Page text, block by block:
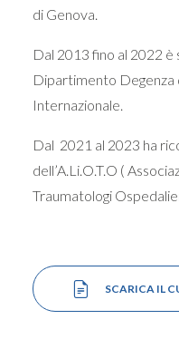
di Genova.
Dal 2013 fino al 2022
Dipartimento Degenza
Internazionale.
Dal 2021 al 2023 ha
dell’A.Li.O.T.O (
Traumatologi
SCARICA IL